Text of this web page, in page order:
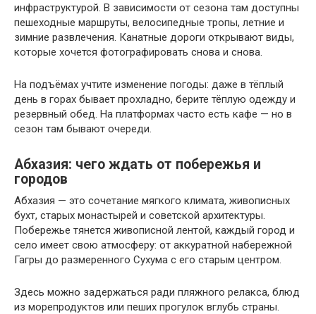
инфраструктурой. В зависимости от сезона там доступны
пешеходные маршруты, велосипедные тропы, летние и
зимние развлечения. Канатные дороги открывают виды,
которые хочется фотографировать снова и снова.
На подъёмах учтите изменение погоды: даже в тёплый
день в горах бывает прохладно, берите тёплую одежду и
резервный обед. На платформах часто есть кафе — но в
сезон там бывают очереди.
Абхазия: чего ждать от побережья и
городов
Абхазия — это сочетание мягкого климата, живописных
бухт, старых монастырей и советской архитектуры.
Побережье тянется живописной лентой, каждый город и
село имеет свою атмосферу: от аккуратной набережной
Гагры до размеренного Сухума с его старым центром.
Здесь можно задержаться ради пляжного релакса, блюд
из морепродуктов или пеших прогулок вглубь страны.